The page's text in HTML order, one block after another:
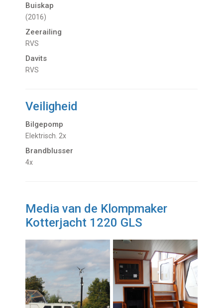
Buiskap
(2016)
Zeerailing
RVS
Davits
RVS
Veiligheid
Bilgepomp
Elektrisch. 2x
Brandblusser
4x
Media van de Klompmaker
Kotterjacht 1220 GLS